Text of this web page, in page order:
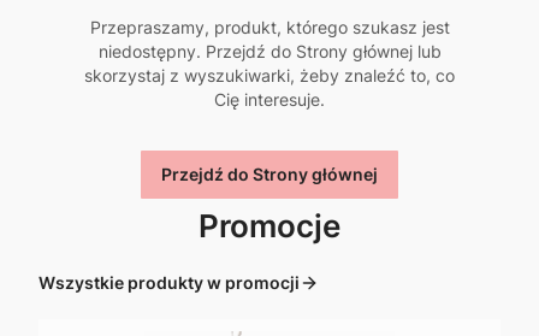
Przepraszamy, produkt, którego szukasz jest
niedostępny. Przejdź do Strony głównej lub
skorzystaj z wyszukiwarki, żeby znaleźć to, co
Cię interesuje.
Przejdź do Strony głównej
Promocje
Wszystkie produkty w promocji